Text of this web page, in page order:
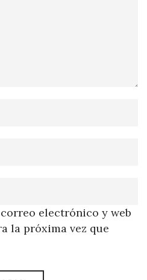
electrónico y web
la próxima vez que